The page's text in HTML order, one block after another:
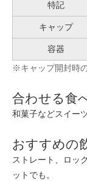
特記
キャップ
容器
※キャップ開封時
合わせる食
和菓子などスイー
おすすめの
ストレート、ロッ
ットでも。